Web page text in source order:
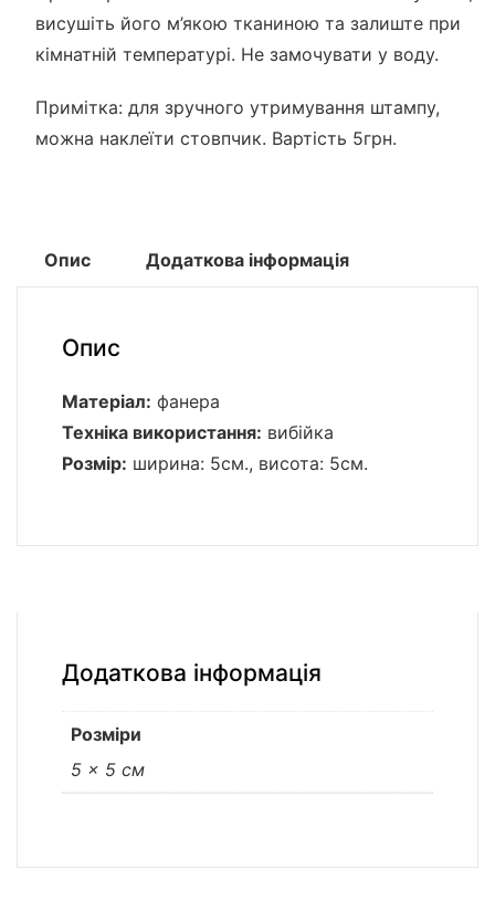
висушіть його м’якою тканиною та залиште при
кімнатній температурі. Не замочувати у воду.
Примітка: для зручного утримування штампу,
можна наклеїти стовпчик. Вартість 5грн.
Опис Додаткова інформація
Опис
Матеріал: фанера
Техніка використання: вибійка
Розмір: ширина: 5см., висота: 5см.
Додаткова інформація
Розміри
5 × 5 см